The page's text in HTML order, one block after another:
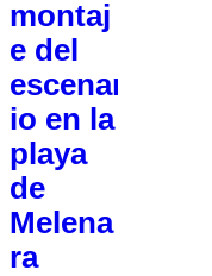
montaj
e del
escenar
io en la
playa
de
Melena
ra